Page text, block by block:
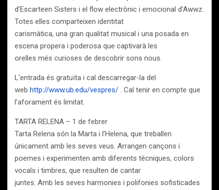
d’Escarteen Sisters i el flow electrònic i emocional d’Awwz.
Totes elles comparteixen identitat
carismàtica, una gran qualitat musical i una posada en
escena propera i poderosa que captivarà les
orelles més curioses de descobrir sons nous.
L’entrada és gratuïta i cal descarregar-la del
web http://www.ub.edu/vespres/ . Cal tenir en compte que
l’aforament és limitat.
TARTA RELENA – 1 de febrer
Tarta Relena són la Marta i l’Helena, que treballen
únicament amb les seves veus. Arrangen cançons i
poemes i experimenten amb diferents tècniques, colors
vocals i timbres, que resulten de cantar
juntes. Amb les seves harmonies i polifonies sofisticades